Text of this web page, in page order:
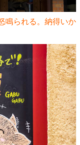
鳴られる。納得いか